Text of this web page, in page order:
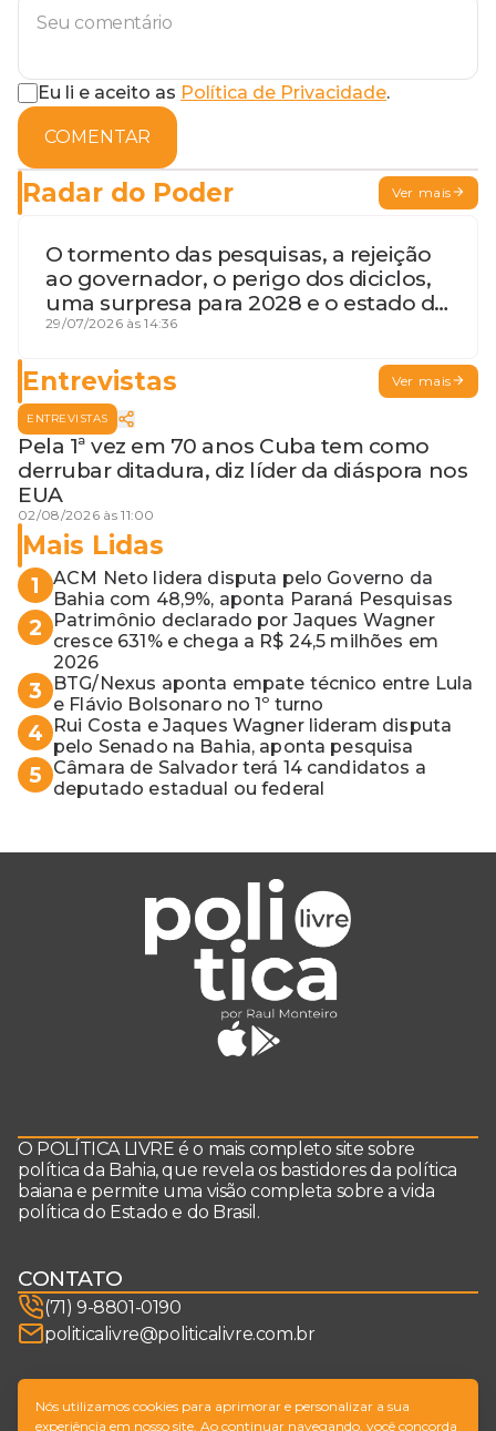
Eu li e aceito as Política de Privacidade.
COMENTAR
Radar do Poder Ver mais
O tormento das pesquisas, a rejeição
ao governador, o perigo dos diciclos,
uma surpresa para 2028 e o estado de
terceira guerra mundial
29/07/2026 às 14:36
Entrevistas Ver mais
ENTREVISTAS
Pela 1ª vez em 70 anos Cuba tem como
derrubar ditadura, diz líder da diáspora nos
EUA
02/08/2026 às 11:00
Mais Lidas
1
ACM Neto lidera disputa pelo Governo da
Bahia com 48,9%, aponta Paraná Pesquisas
2
Patrimônio declarado por Jaques Wagner
cresce 631% e chega a R$ 24,5 milhões em
2026
3
BTG/Nexus aponta empate técnico entre Lula
e Flávio Bolsonaro no 1º turno
4
Rui Costa e Jaques Wagner lideram disputa
pelo Senado na Bahia, aponta pesquisa
5
Câmara de Salvador terá 14 candidatos a
deputado estadual ou federal
O POLÍTICA LIVRE é o mais completo site sobre
política da Bahia, que revela os bastidores da política
baiana e permite uma visão completa sobre a vida
política do Estado e do Brasil.
CONTATO
(71) 9-8801-0190
politicalivre@politicalivre.com.br
SIGA-NOS
Nós utilizamos cookies para aprimorar e personalizar a sua
experiência em nosso site. Ao continuar navegando, você concorda